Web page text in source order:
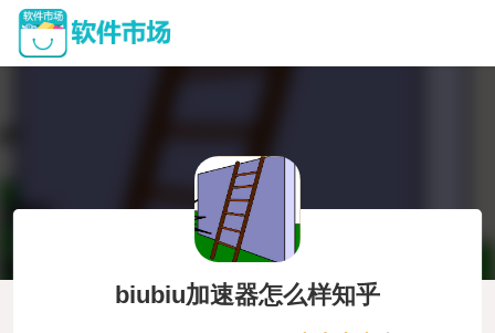
biubiu加速器怎么样知乎